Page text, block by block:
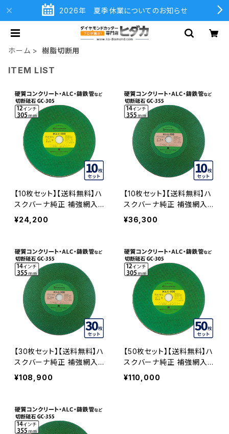
2026年 夏季休業についてのお知らせ
ホーム 樹脂切断用
ITEM LIST
【10枚セット】【送料無料】ハ
スクバーナ純正 補強網入り
切断砥石 非金属用 GC-30
5 硬質コンクリート、ALC、
¥24,200
【10枚セット】【送料無料】ハ
スクバーナ純正 補強網入り
切断砥石 14インチ 非金属
用 GC-355 硬質コンクリー
55
¥36,300
【30枚セット】【送料無料】ハ
スクバーナ純正 補強網入り
切断砥石 14インチ 非金属
用 GC-355 硬質コンクリー
55-30
¥108,900
【50枚セット】【送料無料】ハ
スクバーナ純正 補強網入り
切断砥石 非金属用 GC-30
5 硬質コンクリート、ALC、
¥110,000